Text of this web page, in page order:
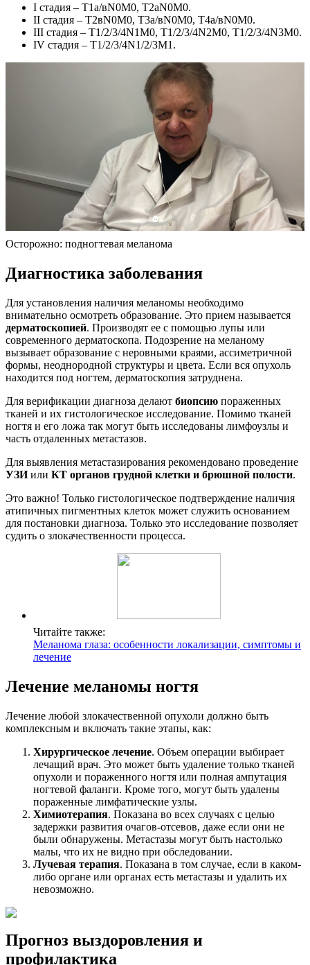
I стадия – T1а/вN0M0, T2аN0M0.
II стадия – T2вN0M0, T3а/вN0M0, T4а/вN0M0.
III стадия – T1/2/3/4N1M0, T1/2/3/4N2M0, T1/2/3/4N3M0.
IV стадия – T1/2/3/4N1/2/3M1.
Осторожно: подногтевая меланома
Диагностика заболевания
Для установления наличия меланомы необходимо
внимательно осмотреть образование. Это прием называется
дерматоскопией. Производят ее с помощью лупы или
современного дерматоскопа. Подозрение на меланому
вызывает образование с неровными краями, ассиметричной
формы, неоднородной структуры и цвета. Если вся опухоль
находится под ногтем, дерматоскопия затруднена.
Для верификации диагноза делают биопсию пораженных
тканей и их гистологическое исследование. Помимо тканей
ногтя и его ложа так могут быть исследованы лимфоузлы и
часть отдаленных метастазов.
Для выявления метастазирования рекомендовано проведение
УЗИили КТ органов грудной клетки и брюшной полости.
Это важно! Только гистологическое подтверждение наличия
атипичных пигментных клеток может служить основанием
для постановки диагноза. Только это исследование позволяет
судить о злокачественности процесса.
Читайте также:
Меланома глаза: особенности локализации, симптомы и
лечение
Лечение меланомы ногтя
Лечение любой злокачественной опухоли должно быть
комплексным и включать такие этапы, как:
Хирургическое лечение. Объем операции выбирает
лечащий врач. Это может быть удаление только тканей
опухоли и пораженного ногтя или полная ампутация
ногтевой фаланги. Кроме того, могут быть удалены
пораженные лимфатические узлы.
Химиотерапия. Показана во всех случаях с целью
задержки развития очагов-отсевов, даже если они не
были обнаружены. Метастазы могут быть настолько
малы, что их не видно при обследовании.
Лучевая терапия. Показана в том случае, если в каком-
либо органе или органах есть метастазы и удалить их
невозможно.
Прогноз выздоровления и
профилактика